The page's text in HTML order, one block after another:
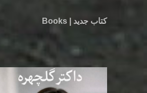
کتاب جدید | Books